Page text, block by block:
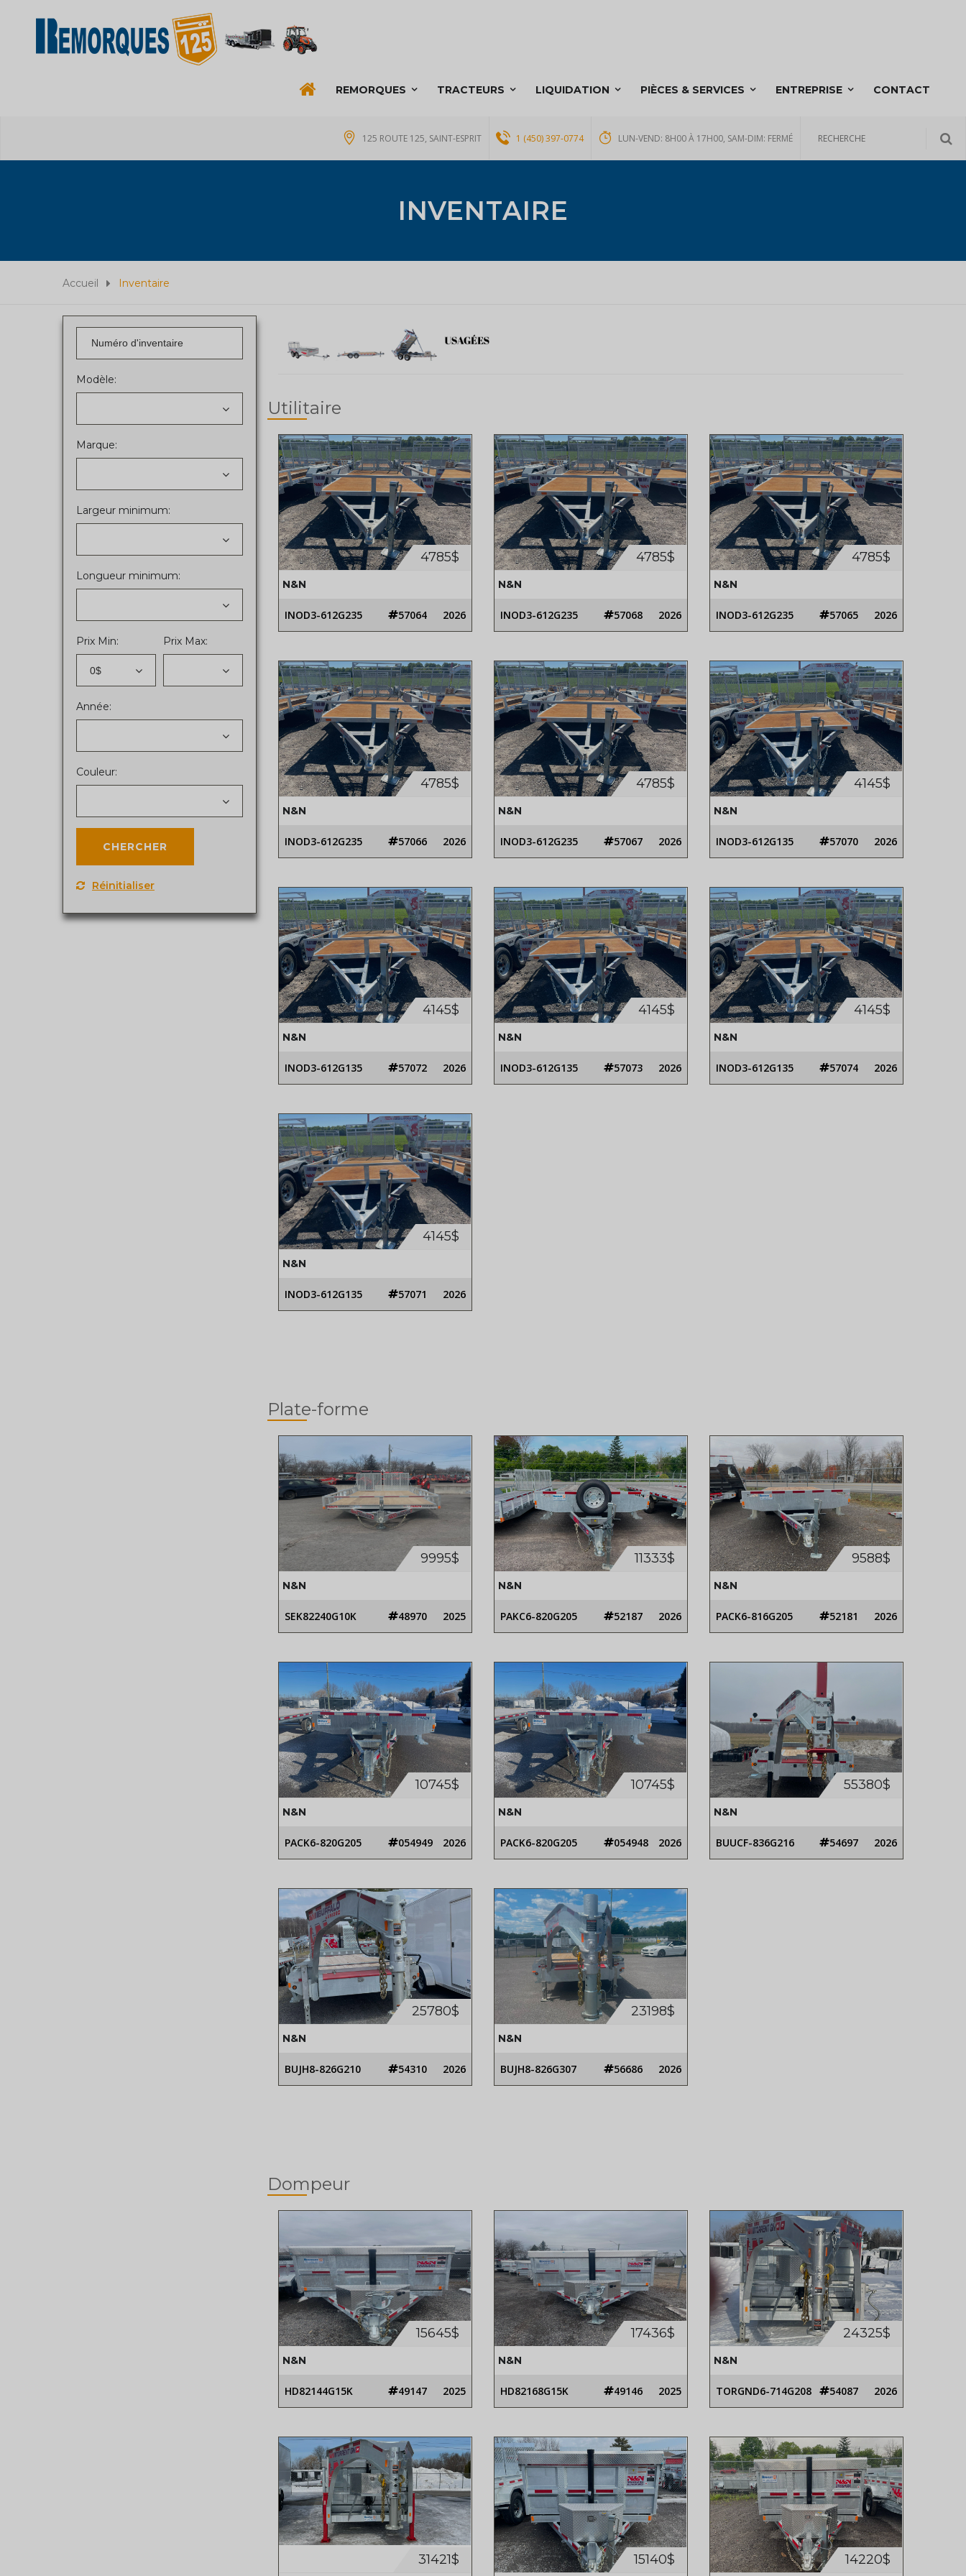
REMORQUES TRACTEURS LIQUIDATION PIÈCES & SERVICES ENTREPRISE CONTACT
125 ROUTE 125, SAINT-ESPRIT 1 (450) 397-0774 LUN-VEND: 8H00 À 17H00, SAM-DIM: FERMÉ
INVENTAIRE
Accueil Inventaire
Modèle:
Marque:
Largeur minimum:
Longueur minimum:
Prix Min:
0$
Prix Max:
Année:
Couleur:
Réinitialiser
Utilitaire
4785$
N&N
INOD3-612G235 57064 2026
4785$
N&N
INOD3-612G235 57068 2026
4785$
N&N
INOD3-612G235 57065 2026
4785$
N&N
INOD3-612G235 57066 2026
4785$
N&N
INOD3-612G235 57067 2026
4145$
N&N
INOD3-612G135 57070 2026
4145$
N&N
INOD3-612G135 57072 2026
4145$
N&N
INOD3-612G135 57073 2026
4145$
N&N
INOD3-612G135 57074 2026
4145$
N&N
INOD3-612G135 57071 2026
Plate-forme
9995$
N&N
SEK82240G10K 48970 2025
11333$
N&N
PAKC6-820G205 52187 2026
9588$
N&N
PACK6-816G205 52181 2026
10745$
N&N
PACK6-820G205 054949 2026
10745$
N&N
PACK6-820G205 054948 2026
55380$
N&N
BUUCF-836G216 54697 2026
25780$
N&N
BUJH8-826G210 54310 2026
23198$
N&N
BUJH8-826G307 56686 2026
Dompeur
15645$
N&N
HD82144G15K 49147 2025
17436$
N&N
HD82168G15K 49146 2025
24325$
N&N
TORGND6-714G208 54087 2026
31421$ 15140$ 14220$